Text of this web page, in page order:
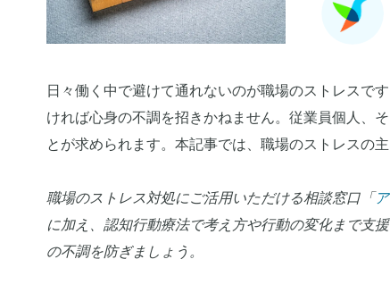
日々働く中で避けて通れないのが職場のストレスで
ければ心身の不調を招きかねません。従業員個人、
とが求められます。本記事では、職場のストレスの
職場のストレス対処にご活用いただける相談窓口「
に加え、認知行動療法で考え方や行動の変化まで支
の不調を防ぎましょう。